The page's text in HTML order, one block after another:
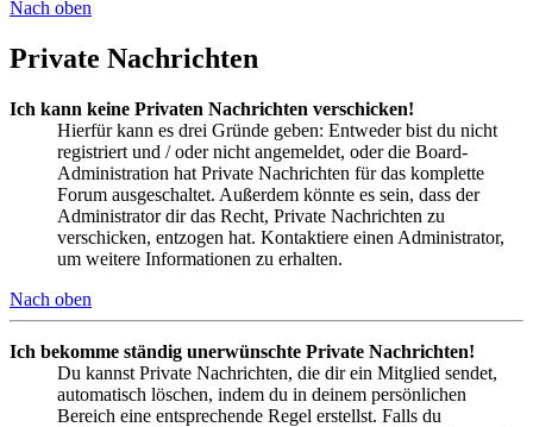
Nach oben
Private Nachrichten
Ich kann keine Privaten Nachrichten verschicken!
Hierfür kann es drei Gründe geben: Entweder bist du nicht
registriert und / oder nicht angemeldet, oder die Board-
Administration hat Private Nachrichten für das komplette
Forum ausgeschaltet. Außerdem könnte es sein, dass der
Administrator dir das Recht, Private Nachrichten zu
verschicken, entzogen hat. Kontaktiere einen Administrator,
um weitere Informationen zu erhalten.
Nach oben
Ich bekomme ständig unerwünschte Private Nachrichten!
Du kannst Private Nachrichten, die dir ein Mitglied sendet,
automatisch löschen, indem du in deinem persönlichen
Bereich eine entsprechende Regel erstellst. Falls du